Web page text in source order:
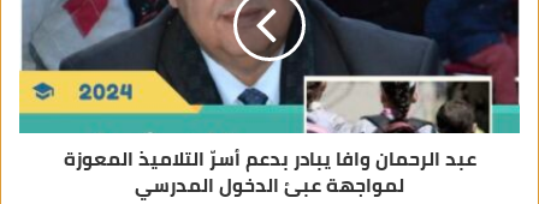
عبد الرحمان وافا يبادر بدعم أسرّ التلاميذ المعوزة
لمواجهة عبئ الدخول المدرسي